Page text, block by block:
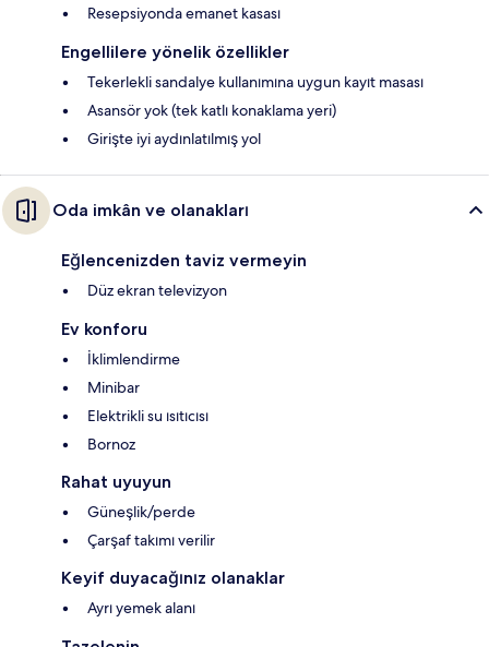
Resepsiyonda emanet kasası
Engellilere yönelik özellikler
Tekerlekli sandalye kullanımına uygun kayıt masası
Asansör yok (tek katlı konaklama yeri)
Girişte iyi aydınlatılmış yol
Oda imkân ve olanakları
Eğlencenizden taviz vermeyin
Düz ekran televizyon
Ev konforu
İklimlendirme
Minibar
Elektrikli su ısıtıcısı
Bornoz
Rahat uyuyun
Güneşlik/perde
Çarşaf takımı verilir
Keyif duyacağınız olanaklar
Ayrı yemek alanı